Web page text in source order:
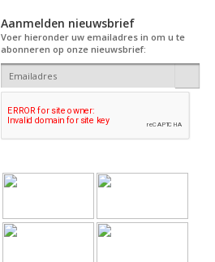
Aanmelden nieuwsbrief
Voer hieronder uw emailadres in om u te
abonneren op onze nieuwsbrief: